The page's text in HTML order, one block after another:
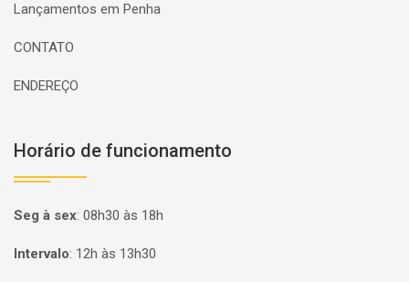
Lançamentos em Penha
CONTATO
ENDEREÇO
Horário de funcionamento
Seg à sex: 08h30 às 18h
Intervalo: 12h às 13h30